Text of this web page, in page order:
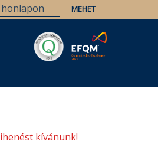
kívánunk!